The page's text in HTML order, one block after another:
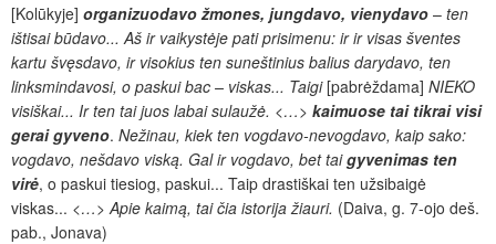
[Kolūkyje] organizuodavo žmones, jungdavo, vienydavo – ten
ištisai būdavo... Aš ir vaikystėje pati prisimenu: ir ir visas šventes
kartu švęsdavo, ir visokius ten suneštinius balius darydavo, ten
linksmindavosi, o paskui bac – viskas... Taigi [pabrėždama] NIEKO
visiškai... Ir ten tai juos labai sulaužė. <…> kaimuose tai tikrai visi
gerai gyveno. Nežinau, kiek ten vogdavo-nevogdavo, kaip sako:
vogdavo, nešdavo viską. Gal ir vogdavo, bet taigyvenimas ten
virė, o paskui tiesiog, paskui... Taip drastiškai ten užsibaigė
viskas... <…> Apie kaimą, tai čia istorija žiauri. (Daiva, g. 7-ojo deš.
pab., Jonava)